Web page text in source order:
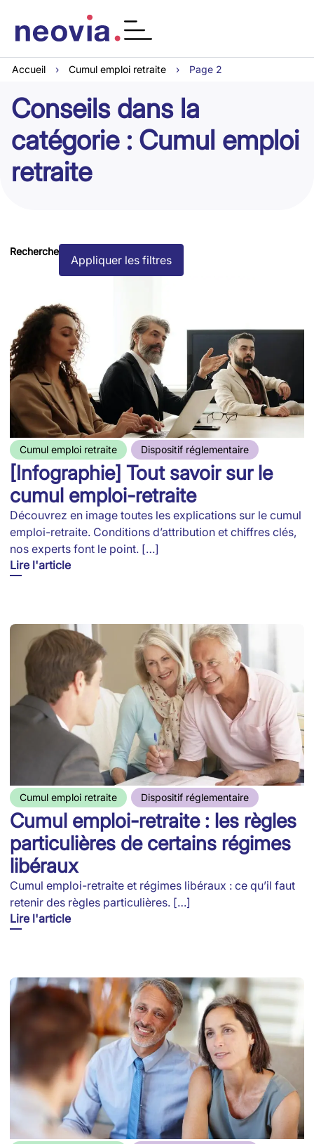
Accueil › Cumul emploi retraite › Page 2
Conseils dans la
catégorie : Cumul emploi
retraite
Recherche
Appliquer les filtres
Cumul emploi retraite Dispositif réglementaire
[Infographie] Tout savoir sur le
cumul emploi-retraite
Découvrez en image toutes les explications sur le cumul
emploi-retraite. Conditions d’attribution et chiffres clés,
nos experts font le point. […]
Lire l'article
Cumul emploi retraite Dispositif réglementaire
Cumul emploi-retraite : les règles
particulières de certains régimes
libéraux
Cumul emploi-retraite et régimes libéraux : ce qu’il faut
retenir des règles particulières. […]
Lire l'article